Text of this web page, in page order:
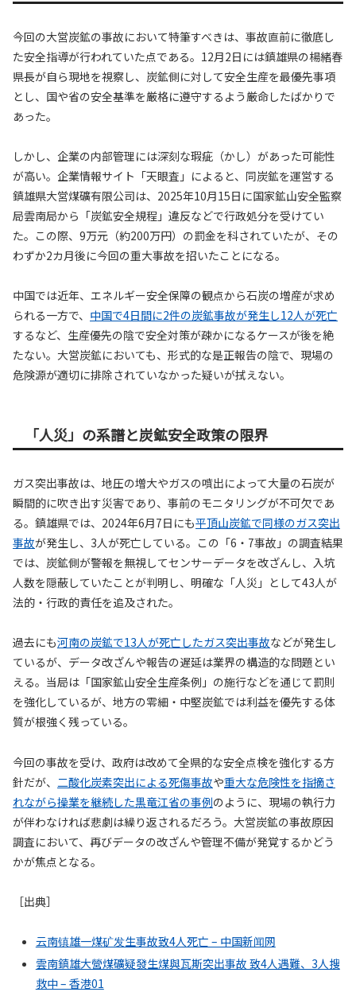
今回の大営炭鉱の事故において特筆すべきは、事故直前に徹底し
た安全指導が行われていた点である。12月2日には鎮雄県の楊緒春
県長が自ら現地を視察し、炭鉱側に対して安全生産を最優先事項
とし、国や省の安全基準を厳格に遵守するよう厳命したばかりで
あった。
しかし、企業の内部管理には深刻な瑕疵（かし）があった可能性
が高い。企業情報サイト「天眼査」によると、同炭鉱を運営する
鎮雄県大営煤礦有限公司は、2025年10月15日に国家鉱山安全監察
局雲南局から「炭鉱安全規程」違反などで行政処分を受けてい
た。この際、9万元（約200万円）の罰金を科されていたが、その
わずか2カ月後に今回の重大事故を招いたことになる。
中国では近年、エネルギー安全保障の観点から石炭の増産が求め
られる一方で、 中国で4日間に2件の炭鉱事故が発生し12人が死亡
するなど、生産優先の陰で安全対策が疎かになるケースが後を絶
たない。大営炭鉱においても、形式的な是正報告の陰で、現場の
危険源が適切に排除されていなかった疑いが拭えない。
「人災」の系譜と炭鉱安全政策の限界
ガス突出事故は、地圧の増大やガスの噴出によって大量の石炭が
瞬間的に吹き出す災害であり、事前のモニタリングが不可欠であ
る。鎮雄県では、2024年6月7日にも平頂山炭鉱で同様のガス突出
事故が発生し、3人が死亡している。この「6・7事故」の調査結果
では、炭鉱側が警報を無視してセンサーデータを改ざんし、入坑
人数を隠蔽していたことが判明し、明確な「人災」として43人が
法的・行政的責任を追及された。
過去にも河南の炭鉱で13人が死亡したガス突出事故などが発生し
ているが、データ改ざんや報告の遅延は業界の構造的な問題とい
える。当局は「国家鉱山安全生産条例」の施行などを通じて罰則
を強化しているが、地方の零細・中堅炭鉱では利益を優先する体
質が根強く残っている。
今回の事故を受け、政府は改めて全県的な安全点検を強化する方
針だが、 二酸化炭素突出による死傷事故や重大な危険性を指摘さ
れながら操業を継続した黒竜江省の事例のように、現場の執行力
が伴わなければ悲劇は繰り返されるだろう。大営炭鉱の事故原因
調査において、再びデータの改ざんや管理不備が発覚するかどう
かが焦点となる。
［出典］
云南镇雄一煤矿发生事故致4人死亡 – 中国新闻网
雲南鎮雄大營煤礦疑發生煤與瓦斯突出事故 致4人遇難、3人搜
救中 – 香港01